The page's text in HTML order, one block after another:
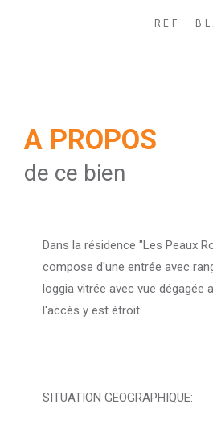
REF :
A PROPOS
de ce bien
Dans la résidence "Les Peaux
compose d'une entrée avec
loggia vitrée avec vue dégagée
l'accès y est étroit.
SITUATION GEOGRAPHIQUE: